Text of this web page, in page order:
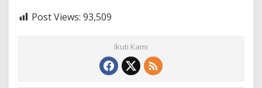
Post Views: 93,509
Ikuti Kami